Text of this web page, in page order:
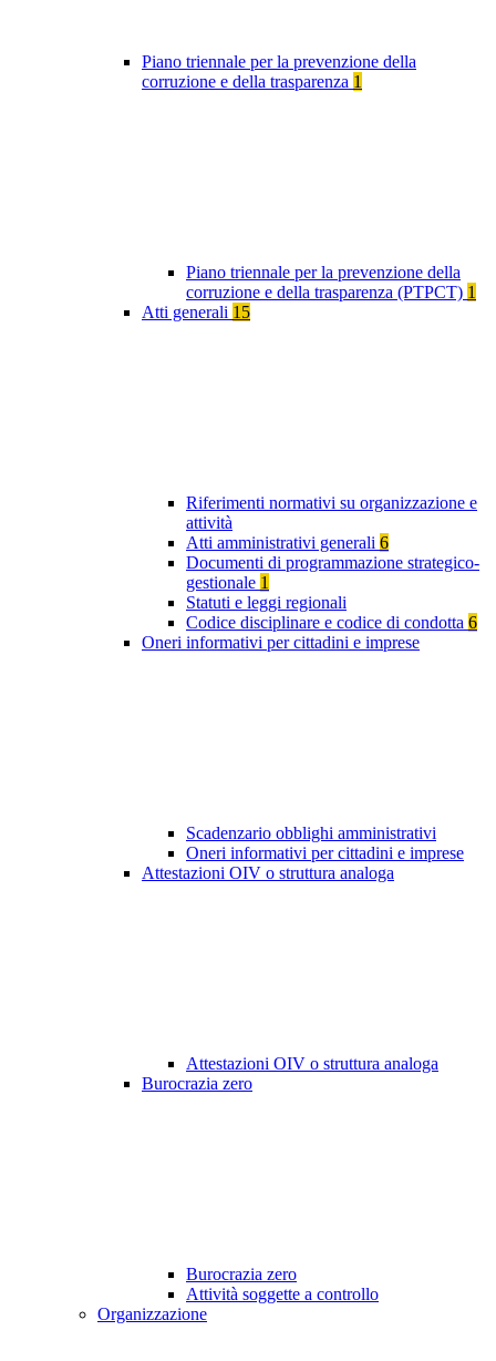
Piano triennale per la prevenzione della
corruzione e della trasparenza 1
Piano triennale per la prevenzione della
corruzione e della trasparenza (PTPCT) 1
Atti generali 15
Riferimenti normativi su organizzazione e
attività
Atti amministrativi generali 6
Documenti di programmazione strategico-
gestionale 1
Statuti e leggi regionali
Codice disciplinare e codice di condotta 6
Oneri informativi per cittadini e imprese
Scadenzario obblighi amministrativi
Oneri informativi per cittadini e imprese
Attestazioni OIV o struttura analoga
Attestazioni OIV o struttura analoga
Burocrazia zero
Burocrazia zero
Attività soggette a controllo
Organizzazione